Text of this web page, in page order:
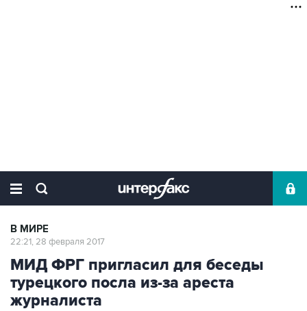
В МИРЕ
22:21, 28 февраля 2017
МИД ФРГ пригласил для беседы
турецкого посла из-за ареста
журналиста